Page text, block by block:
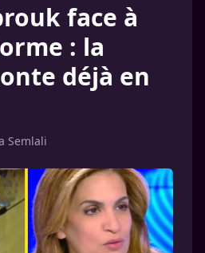
face à
: la
déjà en
Semlali